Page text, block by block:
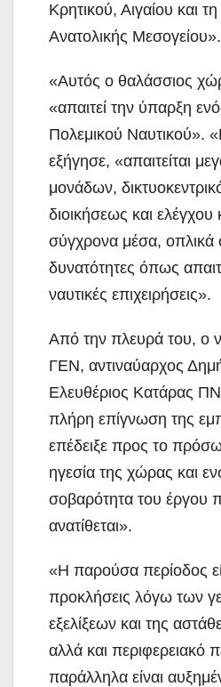
Κρητικού, Αιγαίου και
Ανατολικής Μεσογείου».
«Αυτός ο θαλάσσιος
«απαιτεί την ύπαρξη
Πολεμικού Ναυτικού».
εξήγησε, «απαιτείται
μονάδων,
διοικήσεως και
σύγχρονα μέσα, οπλικά
δυνατότητες όπως
ναυτικές επιχειρήσεις».
Από την πλευρά του, ο
ΓΕΝ, αντιναύαρχος
Ελευθέριος Κατάρας
πλήρη επίγνωση της
επέδειξε προς το
ηγεσία της χώρας και
σοβαρότητα του έργου
ανατίθεται».
«Η παρούσα περίοδος
προκλήσεις λόγω των
εξελίξεων και της
αλλά και περιφερειακό
παράλληλα είναι